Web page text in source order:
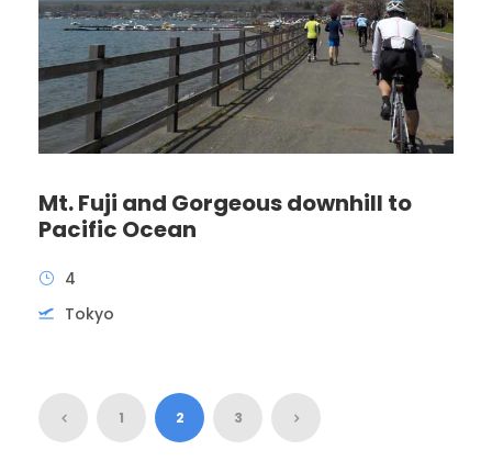
Mt. Fuji and Gorgeous downhill to
Pacific Ocean
4
Tokyo
1 2 3